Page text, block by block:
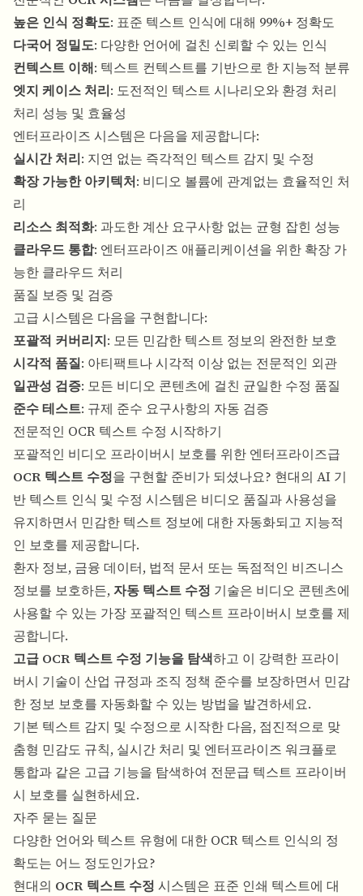
높은 인식 정확도: 표준 텍스트 인식에 대해 99%+ 정확도
다국어 정밀도: 다양한 언어에 걸친 신뢰할 수 있는 인식
컨텍스트 이해: 텍스트 컨텍스트를 기반으로 한 지능적 분류
엣지 케이스 처리: 도전적인 텍스트 시나리오와 환경 처리
처리 성능 및 효율성
엔터프라이즈 시스템은 다음을 제공합니다:
실시간 처리: 지연 없는 즉각적인 텍스트 감지 및 수정
확장 가능한 아키텍처: 비디오 볼륨에 관계없는 효율적인 처
리
리소스 최적화: 과도한 계산 요구사항 없는 균형 잡힌 성능
클라우드 통합: 엔터프라이즈 애플리케이션을 위한 확장 가
능한 클라우드 처리
품질 보증 및 검증
고급 시스템은 다음을 구현합니다:
포괄적 커버리지: 모든 민감한 텍스트 정보의 완전한 보호
시각적 품질: 아티팩트나 시각적 이상 없는 전문적인 외관
일관성 검증: 모든 비디오 콘텐츠에 걸친 균일한 수정 품질
준수 테스트: 규제 준수 요구사항의 자동 검증
전문적인 OCR 텍스트 수정 시작하기
포괄적인 비디오 프라이버시 보호를 위한 엔터프라이즈급
OCR 텍스트 수정을 구현할 준비가 되셨나요? 현대의 AI 기
반 텍스트 인식 및 수정 시스템은 비디오 품질과 사용성을
유지하면서 민감한 텍스트 정보에 대한 자동화되고 지능적
인 보호를 제공합니다.
환자 정보, 금융 데이터, 법적 문서 또는 독점적인 비즈니스
정보를 보호하든,자동 텍스트 수정 기술은 비디오 콘텐츠에
사용할 수 있는 가장 포괄적인 텍스트 프라이버시 보호를 제
공합니다.
고급 OCR 텍스트 수정 기능을 탐색하고 이 강력한 프라이
버시 기술이 산업 규정과 조직 정책 준수를 보장하면서 민감
한 정보 보호를 자동화할 수 있는 방법을 발견하세요.
기본 텍스트 감지 및 수정으로 시작한 다음, 점진적으로 맞
춤형 민감도 규칙, 실시간 처리 및 엔터프라이즈 워크플로
통합과 같은 고급 기능을 탐색하여 전문급 텍스트 프라이버
시 보호를 실현하세요.
자주 묻는 질문
다양한 언어와 텍스트 유형에 대한 OCR 텍스트 인식의 정
확도는 어느 정도인가요?
현대의 OCR 텍스트 수정 시스템은 표준 인쇄 텍스트에 대